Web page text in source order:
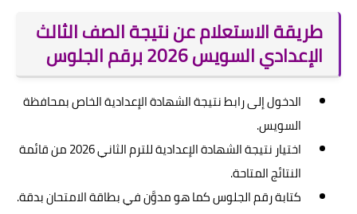
طريقة الاستعلام عن نتيجة الصف الثالث
الإعدادي السويس 2026 برقم الجلوس
الدخول إلى رابط نتيجة الشهادة الإعدادية الخاص بمحافظة
السويس.
اختيار نتيجة الشهادة الإعدادية للترم الثاني 2026 من قائمة
النتائج المتاحة.
كتابة رقم الجلوس كما هو مدوَّن في بطاقة الامتحان بدقة.